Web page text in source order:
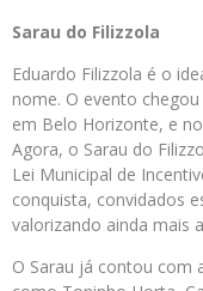
Sarau do Filizzola
Eduardo Filizzola é o
nome. O evento
em Belo Horizonte, e
Agora, o Sarau do
Lei Municipal de
conquista, convidados
valorizando ainda mais
O Sarau já contou com